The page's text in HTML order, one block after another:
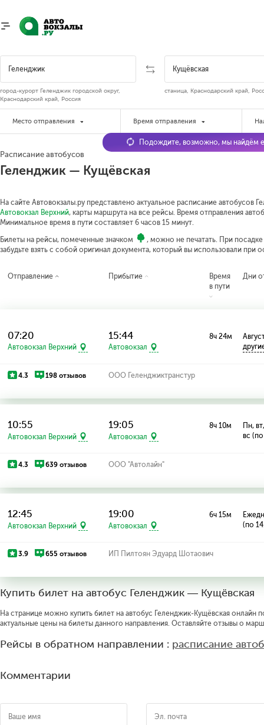
город-курорт Геленджик городской округ,
Краснодарский край, Россия
станица, Краснодарский край,
Место отправления Время отправления
Расписание автобусов
Геленджик — Кущёвская
На сайте Автовокзалы.ру представлено актуальное расписание автобусов
Автовокзал Верхний, карты маршрута на все рейсы. Время отправления
Минимальное время в пути составляет 6 часов 15 минут.
Билеты на рейсы, помеченные значком
, можно не печатать. При
забудьте взять с собой оригинал документа, который вы использовали при
Подождите, возможно, мы найдём
Отправление Прибытие
Время
в пути
Дни
07:20
Автовокзал Верхний
15:44
Автовокзал
8ч 24м
4.3 198 отзывов ООО Геленджиктранстур
10:55
Автовокзал Верхний
19:05
Автовокзал
8ч 10м
Пн,
вс
4.3 639 отзывов ООО "Автолайн"
12:45
Автовокзал Верхний
19:00
Автовокзал
6ч 15м
(по
3.9 655 отзывов ИП Пилтоян Эдуард Шотаович
Купить билет на автобус Геленджик — Кущёвская
На странице можно купить билет на автобус Геленджик-Кущёвская онлайн
актуальные цены на билеты данного направления. Оставляйте отзывы о
Рейсы в обратном направлении : расписание
Комментарии